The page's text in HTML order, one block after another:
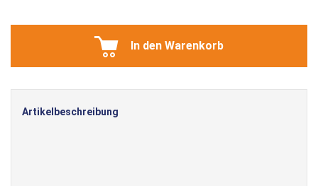
In den Warenkorb
Artikelbeschreibung